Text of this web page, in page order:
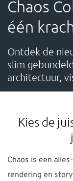
OVER
Waarmee
Nederland NTI
Chaos
één
Ontdek de
slim
architectuur,
Kies de
Chaos is een
rendering en